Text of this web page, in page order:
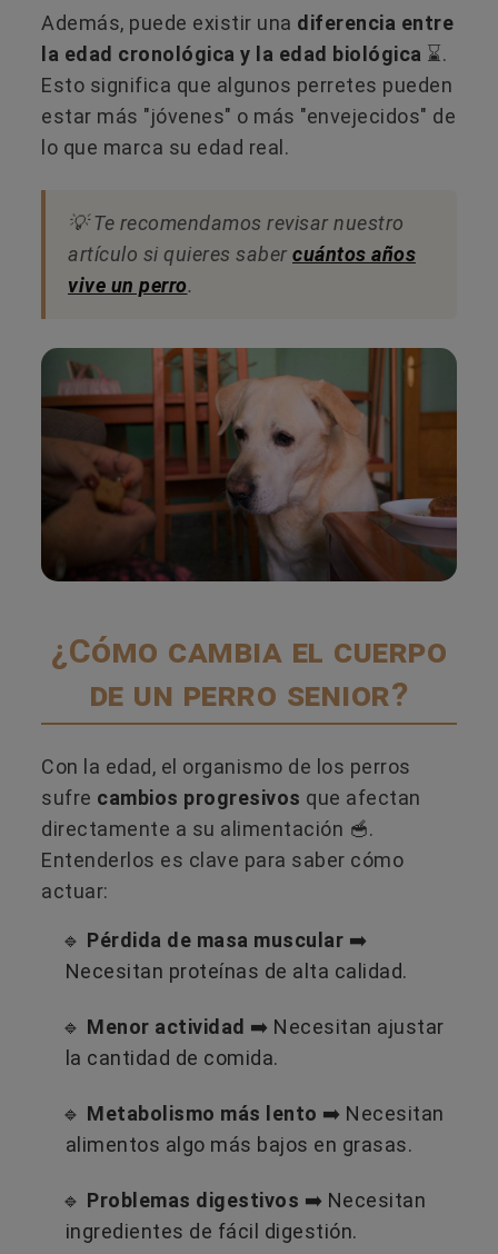
Además, puede existir una diferencia entre
la edad cronológica y la edad biológica ⌛.
Esto significa que algunos perretes pueden
estar más "jóvenes" o más "envejecidos" de
lo que marca su edad real.
💡​ Te recomendamos revisar nuestro
artículo si quieres saber cuántos años
vive un perro.
¿Cómo cambia el cuerpo
de un perro senior?
Con la edad, el organismo de los perros
sufre cambios progresivos que afectan
directamente a su alimentación ​🥣.
Entenderlos es clave para saber cómo
actuar:
🔹 Pérdida de masa muscular ➡️
Necesitan proteínas de alta calidad.
🔹 Menor actividad ➡️ Necesitan ajustar
la cantidad de comida.
🔹 Metabolismo más lento ➡️ Necesitan
alimentos algo más bajos en grasas.
🔹 Problemas digestivos ➡️ Necesitan
ingredientes de fácil digestión.